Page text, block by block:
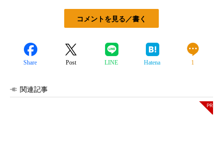
コメントを見る／書く
Share Post LINE Hatena 1
関連記事